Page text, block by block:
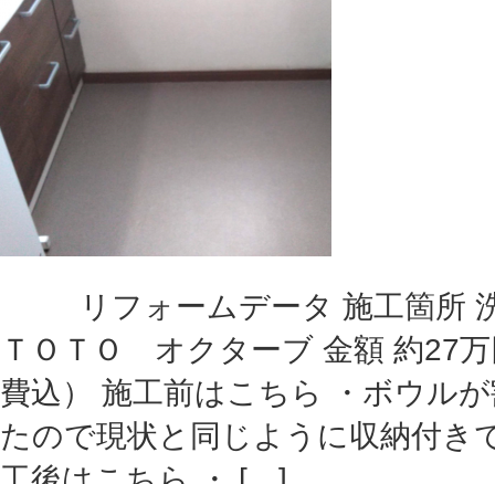
リフォームデータ 施工箇所
ＴＯＴＯ オクターブ 金額 約27
費込） 施工前はこちら ・ボウル
たので現状と同じように収納付き